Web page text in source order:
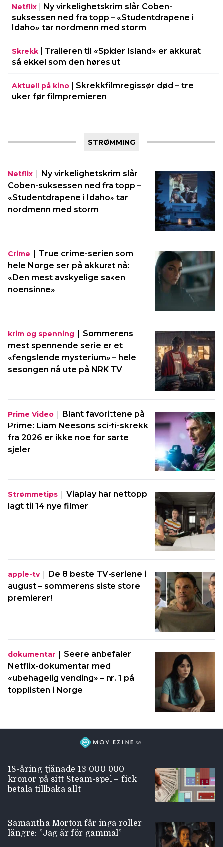
Netflix
Ny virkelighetskrim slår Coben-
suksessen ned fra topp – «Studentdrapene i
Idaho» tar nordmenn med storm
Skrekk
Traileren til «Spider Island» er akkurat
så ekkel som den høres ut
Aktuell på kino
Skrekkfilmregissør død – tre
uker før filmpremieren
STRØMMING
Netflix | Ny virkelighetskrim slår
Coben-suksessen ned fra topp –
«Studentdrapene i Idaho» tar
nordmenn med storm
Crime | True crime-serien som
hele Norge ser på akkurat nå:
«Den mest avskyelige saken
noensinne»
krim og spenning | Sommerens
mest spennende serie er et
«fengslende mysterium» – hele
sesongen nå ute på NRK TV
Prime Video | Blant favorittene på
Prime: Liam Neesons sci-fi-skrekk
fra 2026 er ikke noe for sarte
sjeler
Strømmetips | Viaplay har nettopp
lagt til 14 nye filmer
apple-tv| De 8 beste TV-seriene i
august – sommerens siste store
premierer!
dokumentar | Seere anbefaler
Netflix-dokumentar med
«ubehagelig vending» – nr. 1 på
topplisten i Norge
18-åring tjänade 13 000 000
kronor på sitt Steam-spel – fick
betala tillbaka allt
Samantha Morton får inga roller
längre: ”Jag är för gammal”